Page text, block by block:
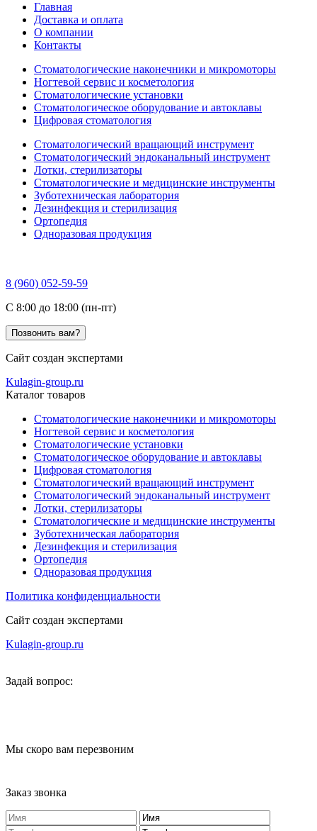
Главная
Доставка и оплата
О компании
Контакты
Стоматологические наконечники и микромоторы
Ногтевой сервис и косметология
Стоматологические установки
Стоматологическое оборудование и автоклавы
Цифровая стоматология
Стоматологический вращающий инструмент
Стоматологический эндоканальный инструмент
Лотки, стерилизаторы
Стоматологические и медицинские инструменты
Зуботехническая лаборатория
Дезинфекция и стерилизация
Ортопедия
Одноразовая продукция
8 (960) 052-59-59
C 8:00 до 18:00 (пн-пт)
Позвонить вам?
Сайт создан экспертами
Kulagin-group.ru
Каталог товаров
Стоматологические наконечники и микромоторы
Ногтевой сервис и косметология
Стоматологические установки
Стоматологическое оборудование и автоклавы
Цифровая стоматология
Стоматологический вращающий инструмент
Стоматологический эндоканальный инструмент
Лотки, стерилизаторы
Стоматологические и медицинские инструменты
Зуботехническая лаборатория
Дезинфекция и стерилизация
Ортопедия
Одноразовая продукция
Политика конфиденциальности
Сайт создан экспертами
Kulagin-group.ru
Задай вопрос:
Мы скоро вам перезвоним
Заказ звонка